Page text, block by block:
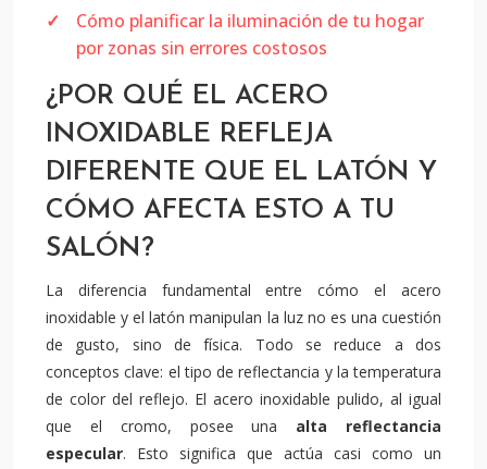
Cómo planificar la iluminación de tu hogar
por zonas sin errores costosos
¿POR QUÉ EL ACERO
INOXIDABLE REFLEJA
DIFERENTE QUE EL LATÓN Y
CÓMO AFECTA ESTO A TU
SALÓN?
La diferencia fundamental entre cómo el acero
inoxidable y el latón manipulan la luz no es una cuestión
de gusto, sino de física. Todo se reduce a dos
conceptos clave: el tipo de reflectancia y la temperatura
de color del reflejo. El acero inoxidable pulido, al igual
que el cromo, posee una alta reflectancia
especular. Esto significa que actúa casi como un